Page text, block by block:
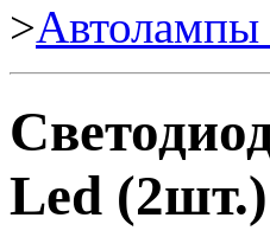
>Автолампы
Led (2шт.)